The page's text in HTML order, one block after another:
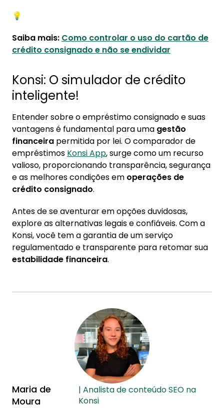
💡
Saiba mais: Como controlar o uso do cartão de
crédito consignado e não se endividar
Konsi: O simulador de crédito
inteligente!
Entender sobre o empréstimo consignado e suas
vantagens é fundamental para uma gestão
financeira permitida por lei. O comparador de
empréstimos Konsi App, surge como um recurso
valioso, proporcionando transparência, segurança
e as melhores condições em operações de
crédito consignado.
Antes de se aventurar em opções duvidosas,
explore as alternativas legais e confiáveis. Com a
Konsi, você tem a garantia de um serviço
regulamentado e transparente para retomar sua
estabilidade financeira.
Maria de
Moura
| Analista de conteúdo SEO na
Konsi